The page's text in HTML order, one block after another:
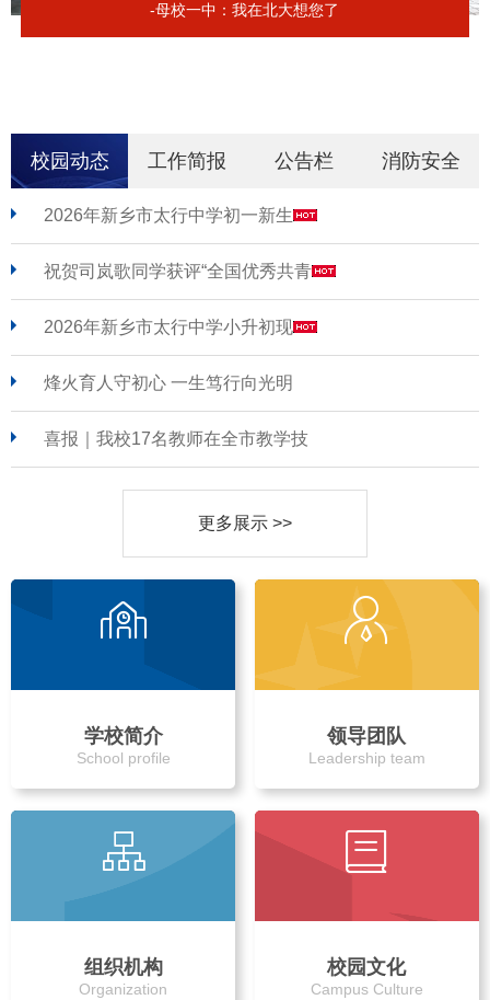
-母校一中：我在北大想您了
校园动态 工作简报 公告栏 消防安全
2026年新乡市太行中学初一新生
祝贺司岚歌同学获评“全国优秀共青
2026年新乡市太行中学小升初现
烽火育人守初心 一生笃行向光明
喜报｜我校17名教师在全市教学技
更多展示 >>
学校简介
School profile
领导团队
Leadership team
组织机构
Organization
校园文化
Campus Culture